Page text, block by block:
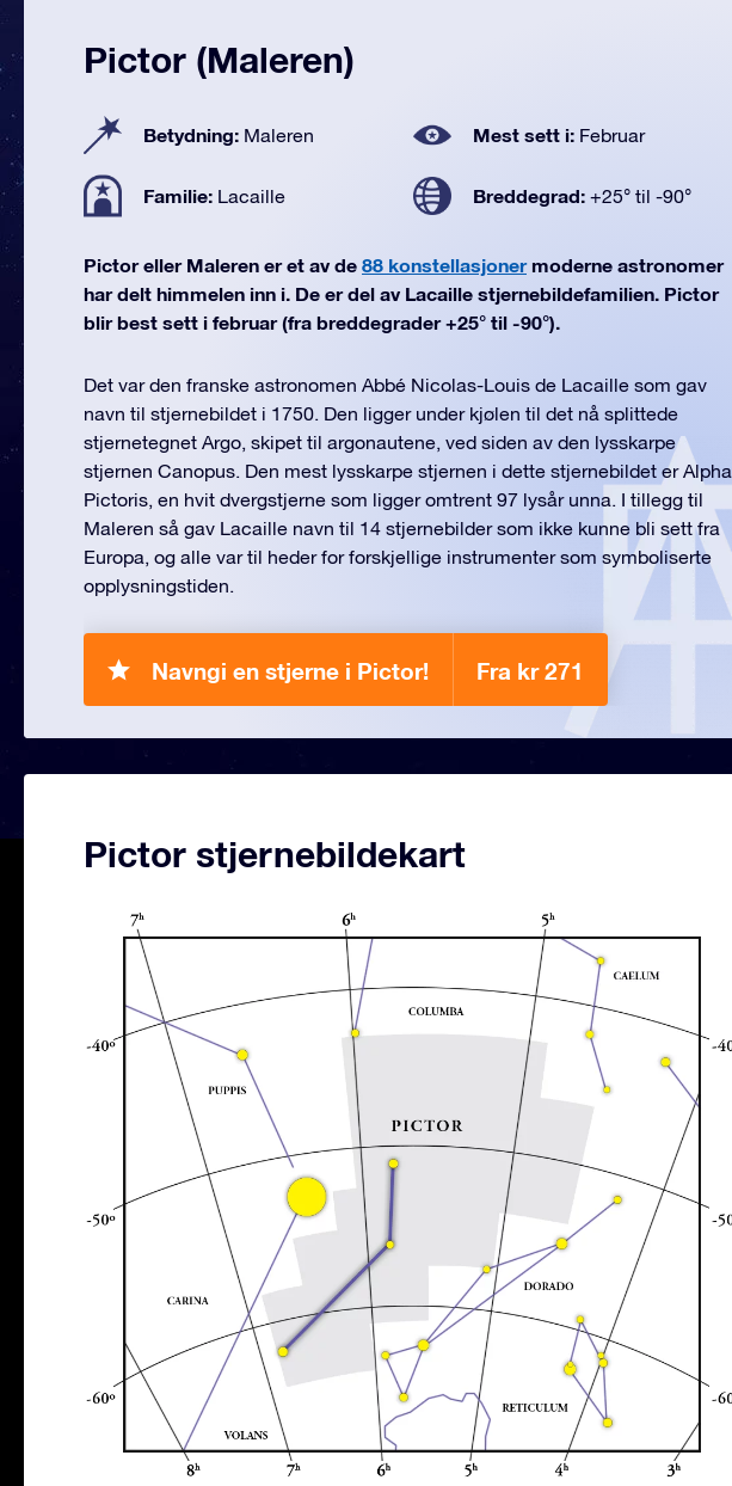
Pictor (Maleren)
Betydning: Maleren Mest sett i: Februar
Familie: Lacaille Breddegrad: +25° til -90°
Pictor eller Maleren er et av de 88 konstellasjonermoderne astronomer
har delt himmelen inn i. De er del av Lacaille stjernebildefamilien. Pictor
blir best sett i februar (fra breddegrader +25° til -90°).
Det var den franske astronomen Abbé Nicolas-Louis de Lacaille som gav
navn til stjernebildet i 1750. Den ligger under kjølen til det nå splittede
stjernetegnet Argo, skipet til argonautene, ved siden av den lysskarpe
stjernen Canopus. Den mest lysskarpe stjernen i dette stjernebildet er Alpha
Pictoris, en hvit dvergstjerne som ligger omtrent 97 lysår unna. I tillegg til
Maleren så gav Lacaille navn til 14 stjernebilder som ikke kunne bli sett fra
Europa, og alle var til heder for forskjellige instrumenter som symboliserte
opplysningstiden.
Navngi en stjerne i Pictor! Fra kr 271
Pictor stjernebildekart